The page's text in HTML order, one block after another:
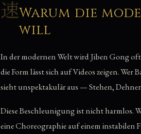
速Warum die
will
In der modernen Welt wird Jiben Gong
die Form lässt sich auf Videos zeigen.
sieht unspektakulär aus — Stehen,
Diese Beschleunigung ist nicht harmlos.
eine Choreographie auf einem instabilen